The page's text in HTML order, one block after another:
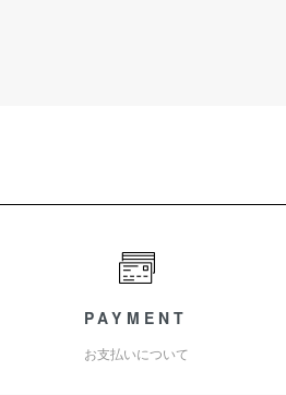
PAYMENT
お支払いについて